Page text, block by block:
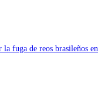
fuga de reos brasileños en